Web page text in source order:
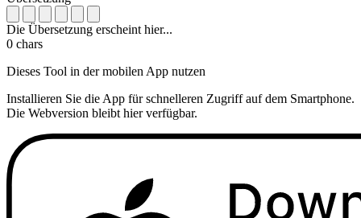
Die Übersetzung erscheint hier...
0 chars
Dieses Tool in der mobilen App nutzen
Installieren Sie die App für schnelleren Zugriff auf dem Smartphone.
Die Webversion bleibt hier verfügbar.